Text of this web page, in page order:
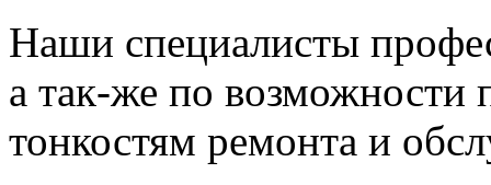
Наши специалисты
а так-же по возможности
тонкостям ремонта и